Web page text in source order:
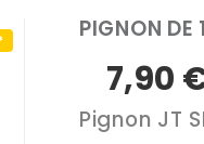
PIGNON DE
7,90
Pignon JT